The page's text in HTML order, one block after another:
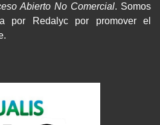
Abierto No Comercial. Somos
por Redalyc por promover el